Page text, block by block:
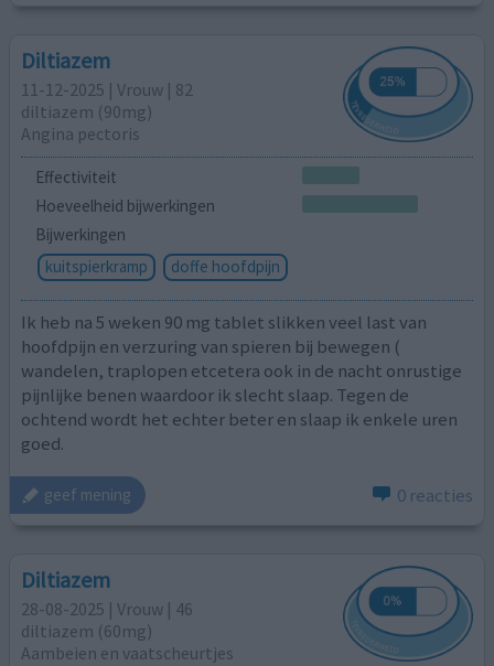
Diltiazem
11-12-2025 | Vrouw | 82
diltiazem (90mg)
Angina pectoris
Effectiviteit
Hoeveelheid bijwerkingen
Bijwerkingen
kuitspierkramp
doffe hoofdpijn
Ik heb na 5 weken 90 mg tablet slikken veel last van
hoofdpijn en verzuring van spieren bij bewegen (
wandelen, traplopen etcetera ook in de nacht onrustige
pijnlijke benen waardoor ik slecht slaap. Tegen de
ochtend wordt het echter beter en slaap ik enkele uren
goed.
geef mening 0 reacties
Diltiazem
28-08-2025 | Vrouw | 46
diltiazem (60mg)
Aambeien en vaatscheurtjes